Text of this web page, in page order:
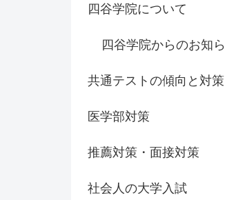
四谷学院について
四谷学院からのお知
共通テストの傾向と対策
医学部対策
推薦対策・面接対策
社会人の大学入試